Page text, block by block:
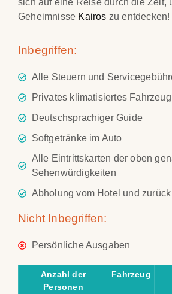
Geheimnisse Kairos zu entdecken!
Inbegriffen:
Alle Steuern und
Privates klimatisiertes Fahrzeug
Deutschsprachiger Guide
Softgetränke im Auto
Alle Eintrittskarten der oben
Sehenwürdigkeiten
Abholung vom Hotel und zurück
Nicht Inbegriffen:
Persönliche Ausgaben
Anzahl der
Personen
Fahrzeug